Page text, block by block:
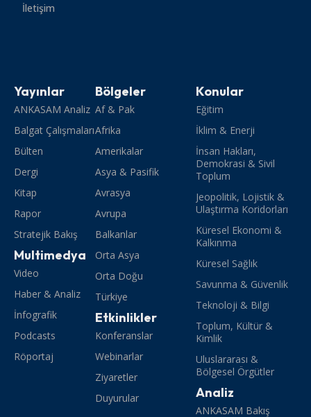
İletişim
Yayınlar
ANKASAM Analiz
Balgat Çalışmaları
Bülten
Dergi
Kitap
Rapor
Stratejik Bakış
Multimedya
Video
Haber & Analiz
İnfografik
Podcasts
Röportaj
Bölgeler
Af & Pak
Afrika
Amerikalar
Asya & Pasifik
Avrasya
Avrupa
Balkanlar
Orta Asya
Orta Doğu
Türkiye
Etkinlikler
Konferanslar
Webinarlar
Ziyaretler
Duyurular
Konular
Eğitim
İklim & Enerji
İnsan Hakları,
Demokrasi & Sivil
Toplum
Jeopolitik, Lojistik &
Ulaştırma Koridorları
Küresel Ekonomi &
Kalkınma
Küresel Sağlık
Savunma & Güvenlik
Teknoloji & Bilgi
Toplum, Kültür &
Kimlik
Uluslararası &
Bölgesel Örgütler
Analiz
ANKASAM Bakış